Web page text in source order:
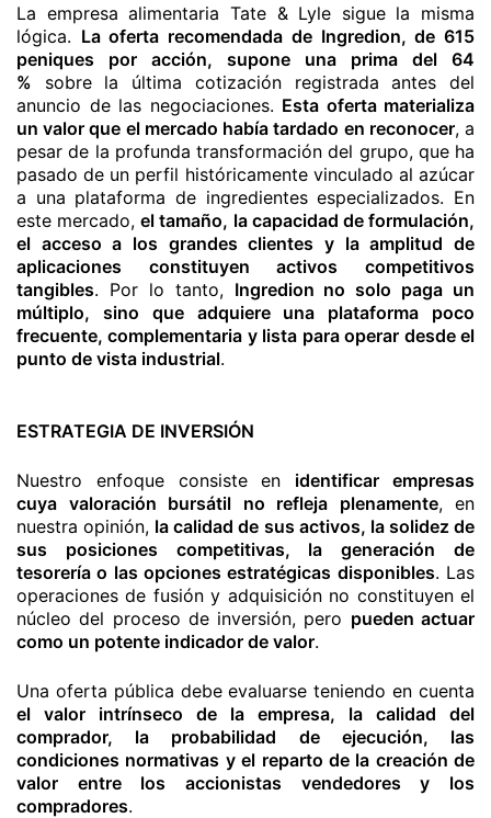
La empresa alimentaria Tate & Lyle sigue la misma
lógica. La oferta recomendada de Ingredion, de 615
peniques por acción, supone una prima del 64
% sobre la última cotización registrada antes del
anuncio de las negociaciones. Esta oferta materializa
un valor que el mercado había tardado en reconocer, a
pesar de la profunda transformación del grupo, que ha
pasado de un perfil históricamente vinculado al azúcar
a una plataforma de ingredientes especializados. En
este mercado,el tamaño, la capacidad de formulación,
el acceso a los grandes clientes y la amplitud de
aplicaciones constituyen activos competitivos
tangibles. Por lo tanto, Ingredion no solo paga un
múltiplo, sino que adquiere una plataforma poco
frecuente, complementaria y lista para operar desde el
punto de vista industrial.
ESTRATEGIA DE INVERSIÓN
Nuestro enfoque consiste en identificar empresas
cuya valoración bursátil no refleja plenamente, en
nuestra opinión, la calidad de sus activos, la solidez de
sus posiciones competitivas, la generación de
tesorería o las opciones estratégicas disponibles. Las
operaciones de fusión y adquisición no constituyen el
núcleo del proceso de inversión, pero pueden actuar
como un potente indicador de valor.
Una oferta pública debe evaluarse teniendo en cuenta
el valor intrínseco de la empresa, la calidad del
comprador, la probabilidad de ejecución, las
condiciones normativas y el reparto de la creación de
valor entre los accionistas vendedores y los
compradores.